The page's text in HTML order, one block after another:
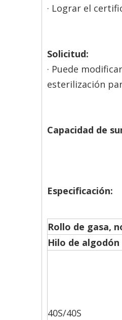
· Lograr el
Solicitud:
· Puede
esterilización
Capacidad de
Especificación:
Rollo de gasa,
Hilo de algodón
40S/40S